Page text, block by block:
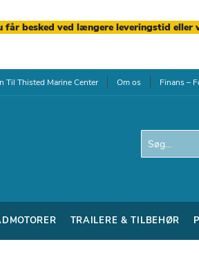
besked ved længere leveringstid eller
Til Thisted Marine Center Om os Finans –
Search
TRAILERE & TILBEHØR